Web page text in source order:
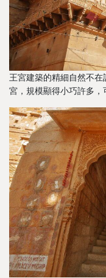
王宮建築的精細自然不
宮，規模顯得小巧許多，